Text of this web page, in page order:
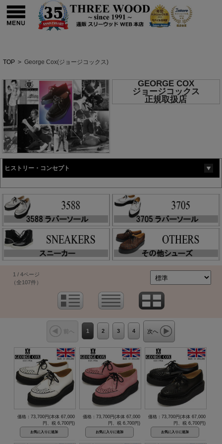
TOP > George Cox(ジョージコックス)
GEORGE COX
ジョージコックス
正規取扱店
ヒストリー・コンセプト
1 / 4ページ
（全107件）
前へ 1 2 3 4 次へ
価格：73,700円(本体 67,000
円、税 6,700円)
価格：73,700円(本体 67,000
円、税 6,700円)
価格：73,700円(本体 67,000
円、税 6,700円)